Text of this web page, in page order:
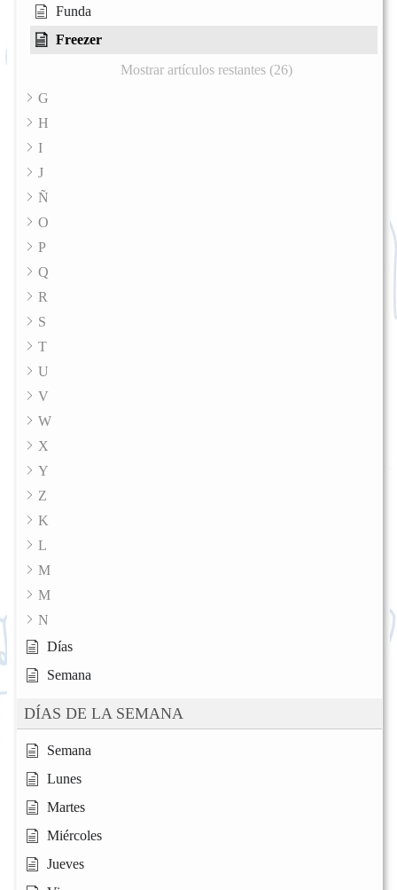
Funda
Freezer
Mostrar artículos restantes (26)
G
H
I
J
Ñ
O
P
Q
R
S
T
U
V
W
X
Y
Z
K
L
M
M
N
Días
Semana
DÍAS DE LA SEMANA
Semana
Lunes
Martes
Miércoles
Jueves